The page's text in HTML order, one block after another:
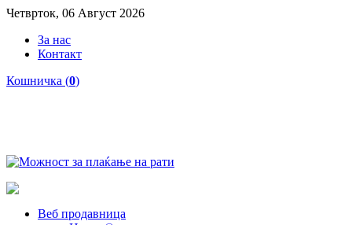
Четврток, 06 Август 2026
За нас
Контакт
Кошничка (0)
Веб продавница